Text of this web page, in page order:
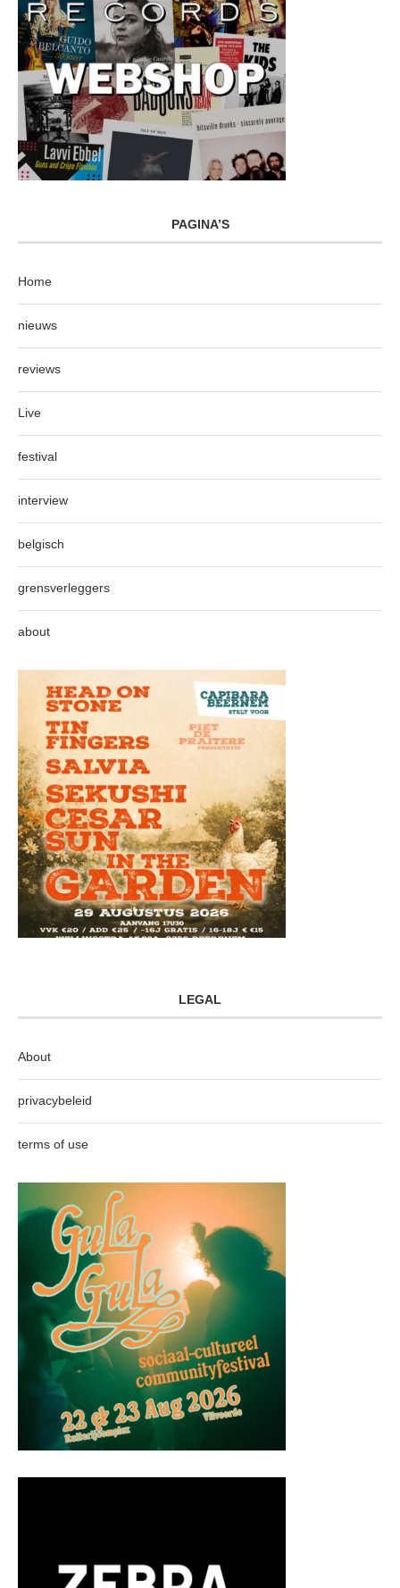
PAGINA’S
Home
nieuws
reviews
Live
festival
interview
belgisch
grensverleggers
about
LEGAL
About
privacybeleid
terms of use